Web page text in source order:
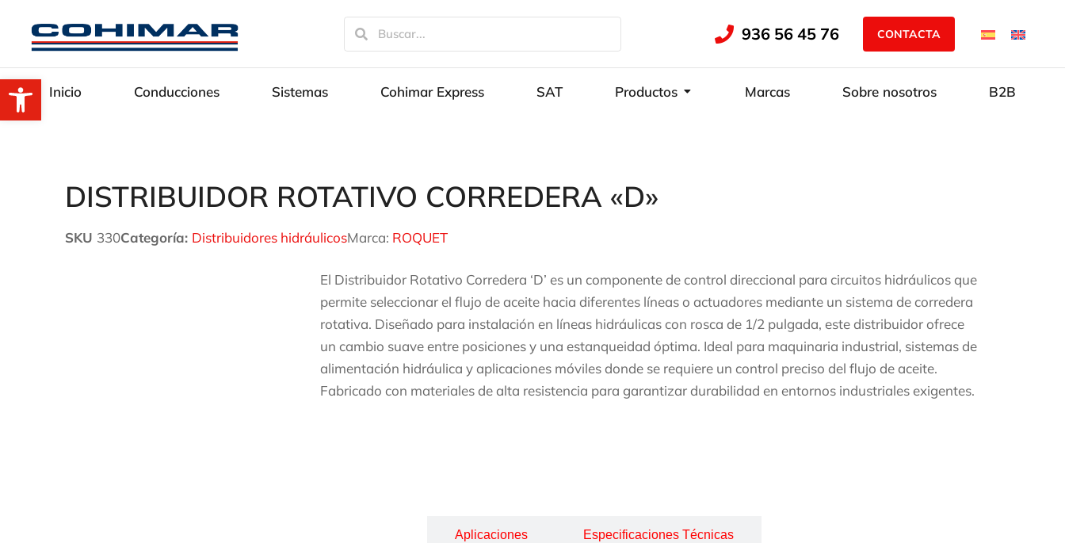
936 56 45 76 CONTACTA
Inicio Conducciones Sistemas Cohimar Express SAT Productos Marcas Sobre nosotros B2B
DISTRIBUIDOR ROTATIVO CORREDERA «D»
SKU 330Categoría: Distribuidores hidráulicosMarca: ROQUET
El Distribuidor Rotativo Corredera ‘D’ es un componente de control direccional para circuitos hidráulicos que
permite seleccionar el flujo de aceite hacia diferentes líneas o actuadores mediante un sistema de corredera
rotativa. Diseñado para instalación en líneas hidráulicas con rosca de 1/2 pulgada, este distribuidor ofrece
un cambio suave entre posiciones y una estanqueidad óptima. Ideal para maquinaria industrial, sistemas de
alimentación hidráulica y aplicaciones móviles donde se requiere un control preciso del flujo de aceite.
Fabricado con materiales de alta resistencia para garantizar durabilidad en entornos industriales exigentes.
Aplicaciones Especificaciones Técnicas
Abrir barra de herramientas